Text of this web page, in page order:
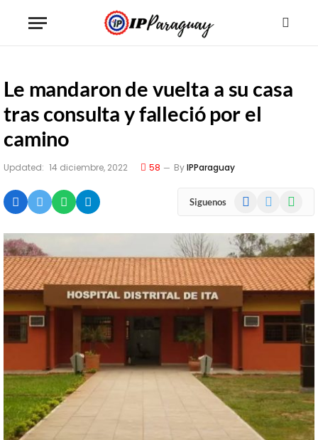
Le mandaron de vuelta a su casa
tras consulta y falleció por el
camino
Updated: 14 diciembre, 2022 58 ByIPParaguay
Siguenos Facebook